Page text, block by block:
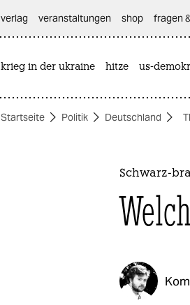
themen
verlag
veranstaltungen shop fragen
krieg in der ukraine hitze us-
Startseite Politik Deutschland
Schwarz-